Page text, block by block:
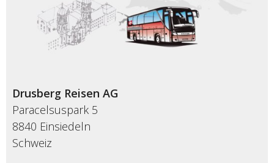
Drusberg Reisen AG
Paracelsuspark 5
8840 Einsiedeln
Schweiz